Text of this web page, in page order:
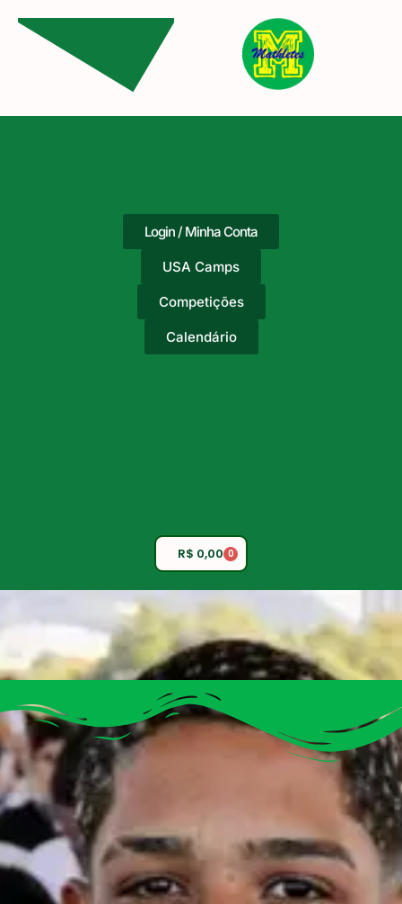
Login / Minha Conta
USA Camps
Competições
Calendário
Adicione o texto do seu
R$ 0,00 0